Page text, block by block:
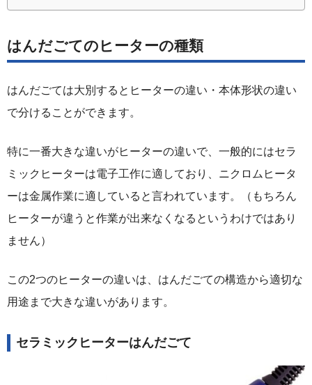
はんだごてのヒーターの種類
はんだごては大別するとヒーターの違い・本体形状の違い
で分けることができます。
特に一番大きな違いがヒーターの違いで、一般的にはセラ
ミックヒーターは電子工作に適しており、ニクロムヒータ
ーは金属作業に適していると言われています。（もちろん
ヒーターが違うと作業が出来なくなるというわけではあり
ません）
この2つのヒーターの違いは、はんだごての構造から適切な
用途まで大きな違いがあります。
セラミックヒーターはんだごて